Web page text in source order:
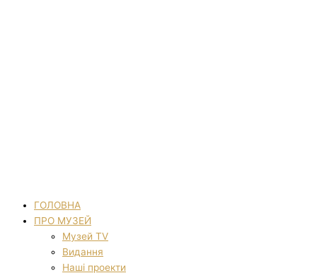
ГОЛОВНА
ПРО МУЗЕЙ
Музей TV
Видання
Наші проекти